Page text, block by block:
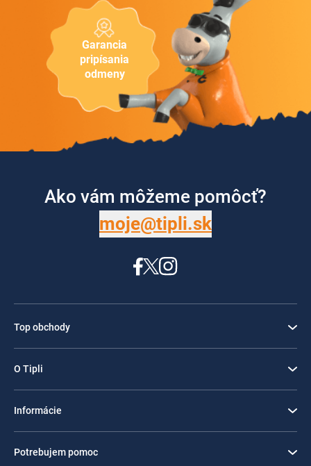
Garancia
pripísania
odmeny
Ako vám môžeme pomôcť?
moje@tipli.sk
Top obchody
O Tipli
Informácie
Potrebujem pomoc